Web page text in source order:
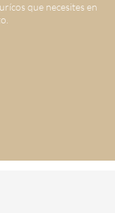
que necesites en